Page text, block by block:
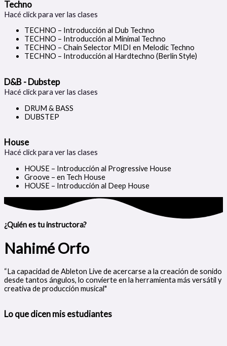
Techno
Hacé click para ver las clases
TECHNO – Introducción al Dub Techno
TECHNO – Introducción al Minimal Techno
TECHNO – Chain Selector MIDI en Melodic Techno
TECHNO – Introducción al Hardtechno (Berlin Style)
D&B - Dubstep
Hacé click para ver las clases
DRUM & BASS
DUBSTEP
House
Hacé click para ver las clases
HOUSE – Introducción al Progressive House
Groove – en Tech House
HOUSE – Introducción al Deep House
¿Quién es tu instructora?
Nahimé Orfo
“La capacidad de Ableton Live de acercarse a la creación de sonido
desde tantos ángulos, lo convierte en la herramienta más versátil y
creativa de producción musical"
Lo que dicen mis estudiantes